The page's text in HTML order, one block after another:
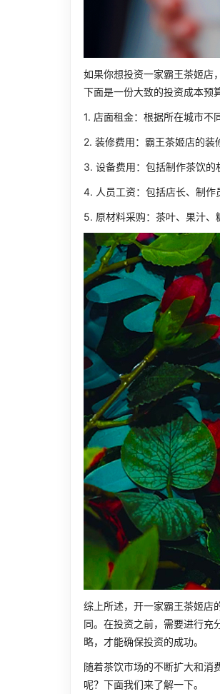
如果你想投资一家霸王茶姬店
下面是一份大致的投资成本预
1. 店面租金：根据所在城市不
2. 装修费用：霸王茶姬店的装
3. 设备费用：包括制作茶饮的
4. 人员工资：包括店长、制作
5. 原材料采购：茶叶、果汁、
综上所述，开一家霸王茶姬店
同。在投资之前，需要进行充
略，才能确保投资的成功。
随着茶饮市场的不断扩大和消
呢？下面我们来了解一下。